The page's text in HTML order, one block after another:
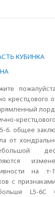
КУБИНКА
крестцового
6. общее
от
на
с
L5-6С